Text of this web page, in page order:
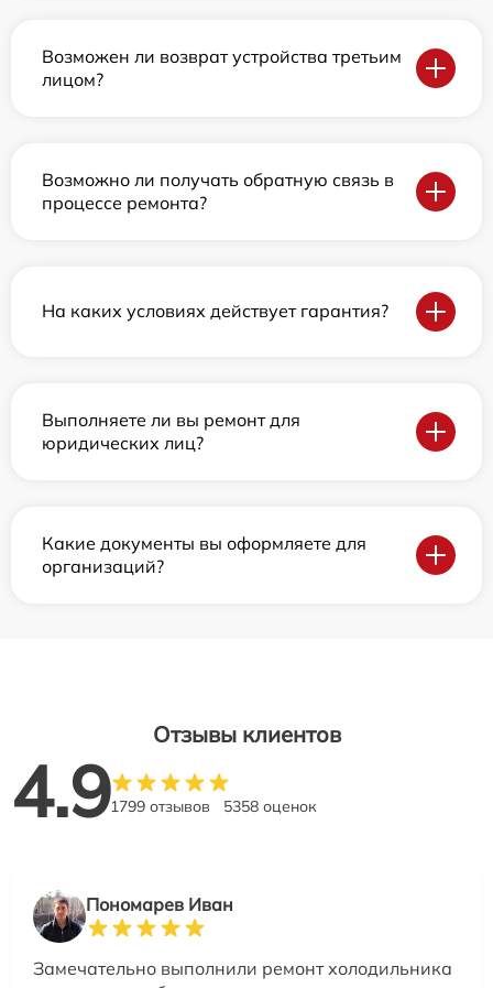
Возможен ли возврат устройства третьим
лицом?
Возможно ли получать обратную связь в
процессе ремонта?
На каких условиях действует гарантия?
Выполняете ли вы ремонт для
юридических лиц?
Какие документы вы оформляете для
организаций?
Отзывы клиентов
4.91799 отзывов 5358 оценок
Пономарев Иван
Замечательно выполнили ремонт холодильника